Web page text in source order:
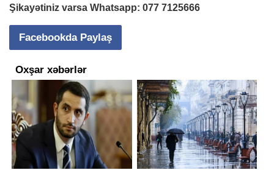
Şikayətiniz varsa Whatsapp: 077 7125666
Facebookda Paylaş
Oxşar xəbərlər